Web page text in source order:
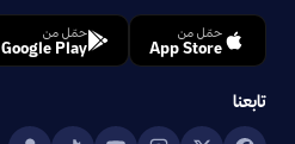
حمّل من
App Store
حمّل من
Google Play
تابعنا